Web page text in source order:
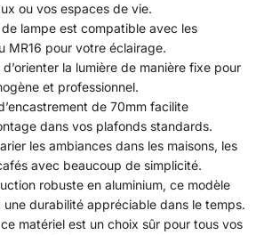
ou vos espaces de vie.
lampe est compatible avec les
MR16 pour votre éclairage.
d’orienter la lumière de manière fixe pour
et professionnel.
de 70mm facilite
dans vos plafonds standards.
les ambiances dans les maisons, les
avec beaucoup de simplicité.
robuste en aluminium, ce modèle
une durabilité appréciable dans le temps.
ce matériel est un choix sûr pour tous vos